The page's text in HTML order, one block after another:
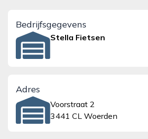
Bedrijfsgegevens
Stella Fietsen
Adres
Voorstraat 2
3441 CL Woerden